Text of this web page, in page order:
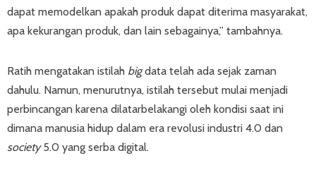
dapat memodelkan apakah produk dapat diterima masyarakat,
apa kekurangan produk, dan lain sebagainya,” tambahnya.
Ratih mengatakan istilah bigdata telah ada sejak zaman
dahulu. Namun, menurutnya, istilah tersebut mulai menjadi
perbincangan karena dilatarbelakangi oleh kondisi saat ini
dimana manusia hidup dalam era revolusi industri 4.0 dan
society5.0 yang serba digital.